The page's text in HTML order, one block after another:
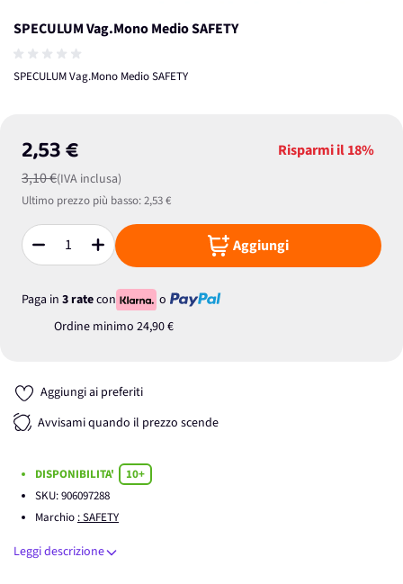
SPECULUM Vag.Mono Medio SAFETY
SPECULUM Vag.Mono Medio SAFETY
2,53 €
3,10 €(IVA inclusa)
Risparmi il18%
Ultimo prezzo più basso:2,53 €
Quantità Aggiungi
Paga in 3 ratecon
o
Ordine minimo 24,90 €
Aggiungi ai preferiti
Avvisami quando il prezzo scende
DISPONIBILITA'
10+
SKU:906097288
Marchio : SAFETY
Leggi descrizione